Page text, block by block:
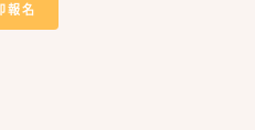
報名